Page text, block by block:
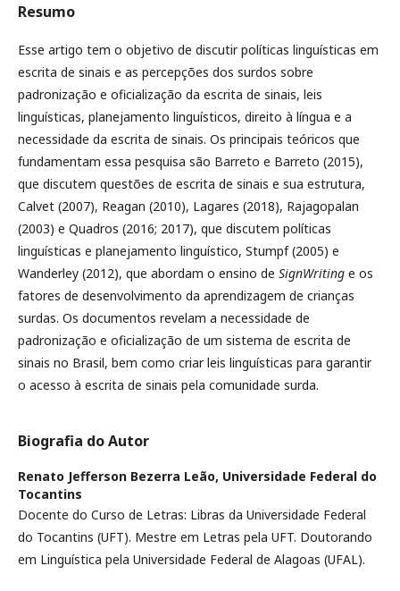
Resumo
Esse artigo tem o objetivo de discutir políticas linguísticas em
escrita de sinais e as percepções dos surdos sobre
padronização e oficialização da escrita de sinais, leis
linguísticas, planejamento linguísticos, direito à língua e a
necessidade da escrita de sinais. Os principais teóricos que
fundamentam essa pesquisa são Barreto e Barreto (2015),
que discutem questões de escrita de sinais e sua estrutura,
Calvet (2007), Reagan (2010), Lagares (2018), Rajagopalan
(2003) e Quadros (2016; 2017), que discutem políticas
linguísticas e planejamento linguístico, Stumpf (2005) e
Wanderley (2012), que abordam o ensino de SignWriting e os
fatores de desenvolvimento da aprendizagem de crianças
surdas. Os documentos revelam a necessidade de
padronização e oficialização de um sistema de escrita de
sinais no Brasil, bem como criar leis linguísticas para garantir
o acesso à escrita de sinais pela comunidade surda.
Biografia do Autor
Renato Jefferson Bezerra Leão, Universidade Federal do
Tocantins
Docente do Curso de Letras: Libras da Universidade Federal
do Tocantins (UFT). Mestre em Letras pela UFT. Doutorando
em Linguística pela Universidade Federal de Alagoas (UFAL).